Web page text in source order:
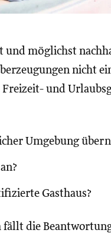
und möglichst
nicht
und
Umgebung
Gasthaus?
die